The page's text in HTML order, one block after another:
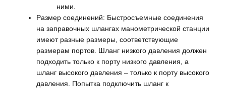
ними.
Размер соединений: Быстросъемные соединения
на заправочных шлангах манометрической станции
имеют разные размеры, соответствующие
размерам портов. Шланг низкого давления должен
подходить только к порту низкого давления, а
шланг высокого давления – только к порту высокого
давления. Попытка подключить шланг к